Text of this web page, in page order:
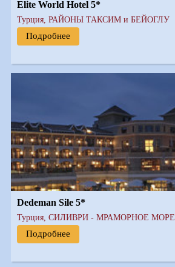
Elite World Hotel 5*
Турция, РАЙОНЫ ТАКСИМ и БЕЙОГЛУ
Подробнее
Dedeman Sile 5*
Турция, СИЛИВРИ - МРАМОРНОЕ МОРЕ
Подробнее